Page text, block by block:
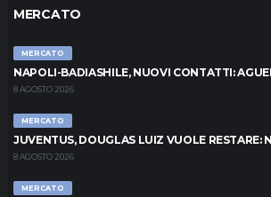
MERCATO
MERCATO
NAPOLI-BADIASHILE, NUOVI CONTATTI:
8 AGOSTO 2026
MERCATO
JUVENTUS, DOUGLAS LUIZ VUOLE RESTARE:
8 AGOSTO 2026
MERCATO